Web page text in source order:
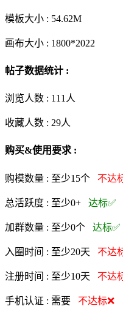
模板大小 : 54.62M
画布大小 : 1800*2022
帖子数据统计 :
浏览人数 : 111人
收藏人数 : 29人
购买&使用要求 :
购模数量 : 至少15个 不达
总活跃度 : 至少0+ 达标✅
加群数量 : 至少0个 达标✅
入圈时间 : 至少20天 不达
注册时间 : 至少10天 不达
手机认证 : 需要 不达标❌